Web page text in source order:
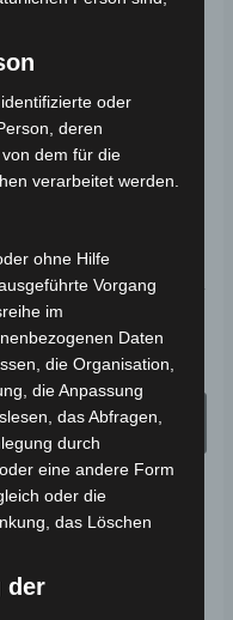
Versand
Jethelm mit Visier
Gr: S – XL
€ *
WÄHLEN
oder
deren
dem für die
verarbeitet werden.
ohne Hilfe
Vorgang
im
Daten
die Organisation,
die Anpassung
das Abfragen,
durch
eine andere Form
oder die
das Löschen
der